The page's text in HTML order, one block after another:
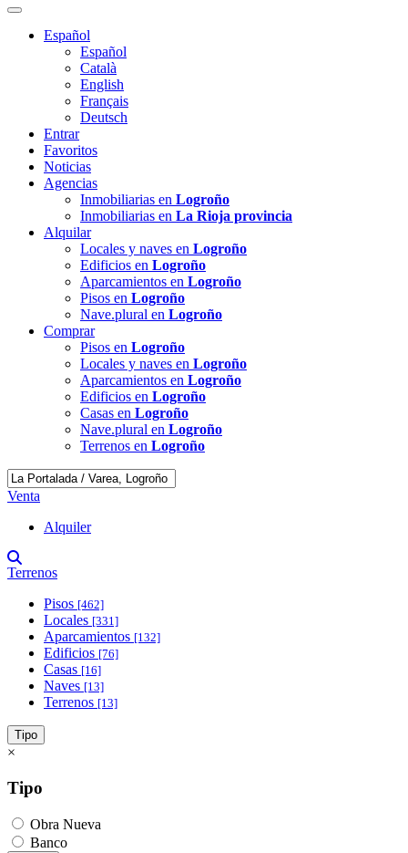
Español
Español
Català
English
Français
Deutsch
Entrar
Favoritos
Noticias
Agencias
Inmobiliarias en Logroño
Inmobiliarias en La Rioja provincia
Alquilar
Locales y naves en Logroño
Edificios en Logroño
Aparcamientos en Logroño
Pisos en Logroño
Nave.plural en Logroño
Comprar
Pisos en Logroño
Locales y naves en Logroño
Aparcamientos en Logroño
Edificios en Logroño
Casas en Logroño
Nave.plural en Logroño
Terrenos en Logroño
Venta
Alquiler
Terrenos
Pisos [462]
Locales [331]
Aparcamientos [132]
Edificios [76]
Casas [16]
Naves [13]
Terrenos [13]
Tipo
×
Tipo
Obra Nueva
Banco